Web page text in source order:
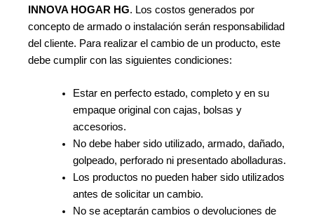
INNOVA HOGAR HG. Los costos generados por
concepto de armado o instalación serán responsabilidad
del cliente. Para realizar el cambio de un producto, este
debe cumplir con las siguientes condiciones:
Estar en perfecto estado, completo y en su
empaque original con cajas, bolsas y
accesorios.
No debe haber sido utilizado, armado, dañado,
golpeado, perforado ni presentado abolladuras.
Los productos no pueden haber sido utilizados
antes de solicitar un cambio.
No se aceptarán cambios o devoluciones de